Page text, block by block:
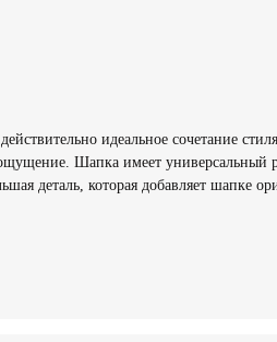
идеальное сочетание
Шапка имеет универсальный
деталь, которая добавляет шапке